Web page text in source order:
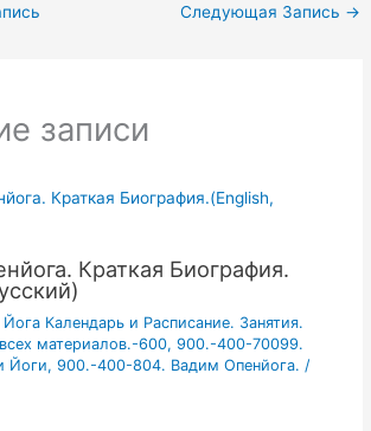
Следующая Запись →
записи
Краткая Биография.
Календарь и Расписание. Занятия.
материалов.-600, 900.-400-70099.
Йоги, 900.-400-804. Вадим Опенйога. /